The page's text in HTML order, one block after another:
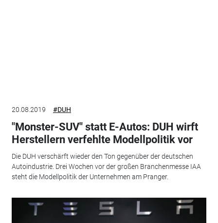
20.08.2019 #DUH
"Monster-SUV" statt E-Autos: DUH wirft
Herstellern verfehlte Modellpolitik vor
Die DUH verschärft wieder den Ton gegenüber der deutschen
Autoindustrie. Drei Wochen vor der großen Branchenmesse IAA
steht die Modellpolitik der Unternehmen am Pranger.